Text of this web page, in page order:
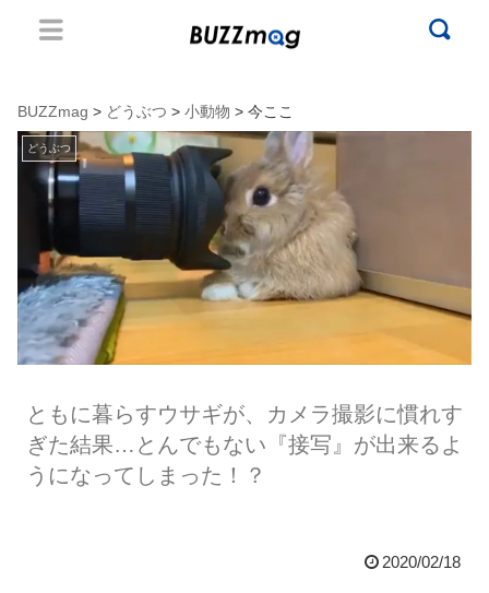
BUZZmag > どうぶつ > 小動物 > 今ここ
どうぶつ
ともに暮らすウサギが、カメラ撮影に慣れす
ぎた結果…とんでもない『接写』が出来るよ
うになってしまった！？
2020/02/18